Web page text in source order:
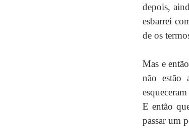
depois,
esbarrei
de os
Mas e
não estão
E então
passar um